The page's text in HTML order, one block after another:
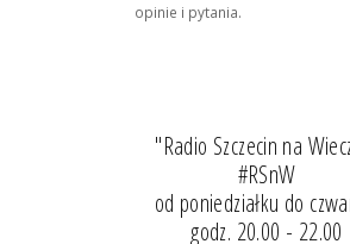
opinie i pytania.
"Radio Szczecin na
#RSnW
od poniedziałku do
godz. 20.00 - 22.00